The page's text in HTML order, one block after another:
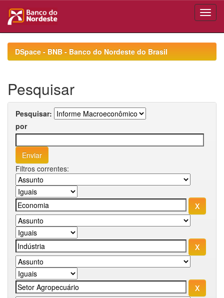
navigationDSpace - BNB - Banco do Nordeste do Brasil
Pesquisar
Pesquisar:
por
Filtros correntes: